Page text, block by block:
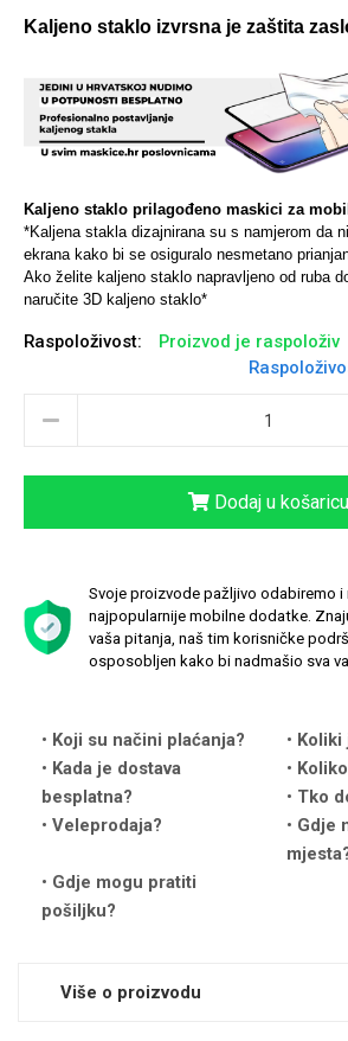
Kaljeno staklo izvrsna je zaštita
Kaljeno staklo prilagođeno maskici za
*Kaljena stakla dizajnirana su s namjerom da
ekrana kako bi se osiguralo nesmetano
Ako želite kaljeno staklo napravljeno od ruba
naručite 3D kaljeno staklo*
Raspoloživost:
Proizvod je raspoloživ
Dodaj u košaricu
Svoje proizvode pažljivo odabiremo i
najpopularnije mobilne dodatke.
vaša pitanja, naš tim korisničke
osposobljen kako bi nadmašio sva
Koji su načini plaćanja?
Koliki
Kada je dostava
besplatna?
Tko
Veleprodaja?
Gdje
Gdje mogu pratiti
pošiljku?
Više o proizvodu
Sleng Feel
Životinjsko carstvo
Quotes Collection
Univerzalne futrole i
maskice
Preklopne